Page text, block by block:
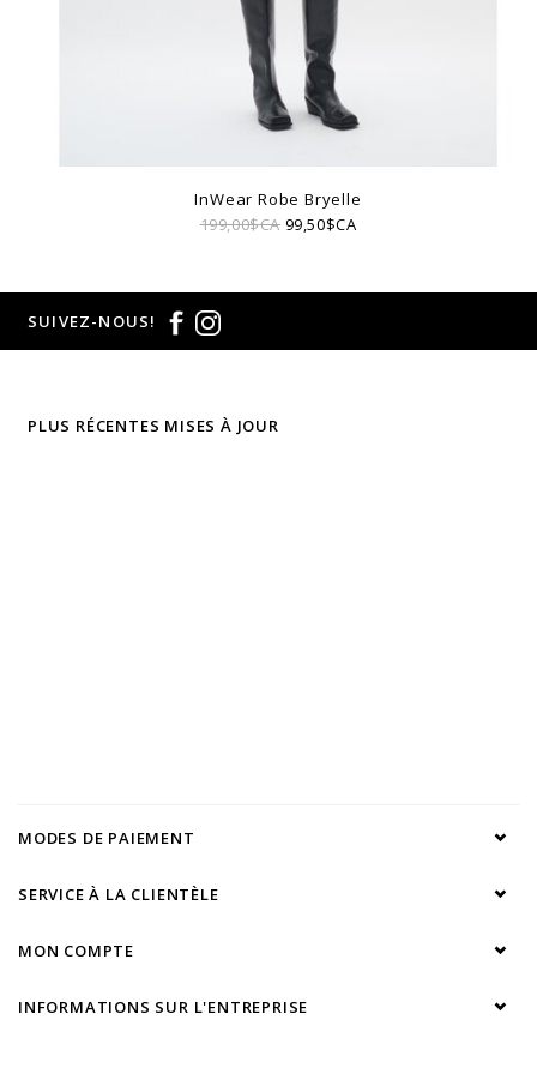
InWear Robe Bryelle
199,00$CA 99,50$CA
SUIVEZ-NOUS!
PLUS RÉCENTES MISES À JOUR
MODES DE PAIEMENT
SERVICE À LA CLIENTÈLE
MON COMPTE
INFORMATIONS SUR L'ENTREPRISE